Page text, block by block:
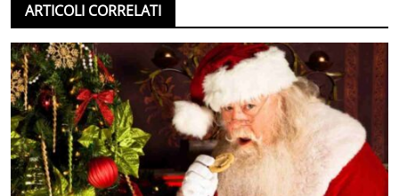
ARTICOLI CORRELATI